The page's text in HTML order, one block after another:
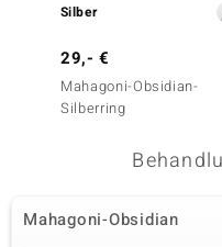
Silber
29,- €
Mahagoni-Obsidian-
Silberring
Mahagoni-Obsidian